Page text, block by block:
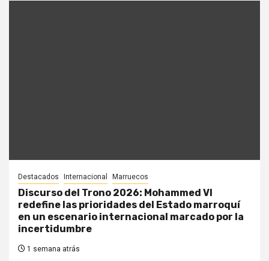
Destacados Internacional Marruecos
Discurso del Trono 2026: Mohammed VI
redefine las prioridades del Estado marroquí
en un escenario internacional marcado por la
incertidumbre
1 semana atrás